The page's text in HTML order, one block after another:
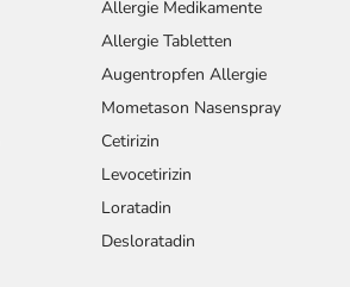
Allergie Medikamente
Allergie Tabletten
Augentropfen Allergie
Mometason Nasenspray
Cetirizin
Levocetirizin
Loratadin
Desloratadin